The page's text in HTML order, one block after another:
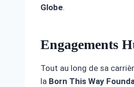
Globe.
Engagements
Tout au long de sa
la Born This Way